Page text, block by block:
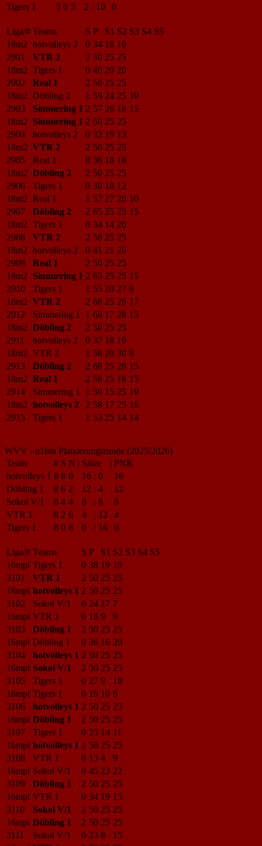
Tigers 1
5 0 5 2 : 10 0
Liga/# Teams S P S1 S2 S3 S4 S5
18m2 hotvolleys 2 0 34 18 16
2901
VTR 2 2 50 25 25
18m2 Tigers 1 0 40 20 20
2902
Real 1 2 50 25 25
18m2 Döbling 2 1 59 24 25 10
2903
Simmering 1 2 57 26 16 15
18m2
Simmering 1 2 50 25 25
2904
hotvolleys 2 0 32 19 13
18m2 VTR 2 2 50 25 25
2905
Real 1 0 36 18 18
18m2 Döbling 2 2 50 25 25
2906
Tigers 1 0 30 18 12
18m2 Real 1 1 57 27 20 10
2907
Döbling 2 2 65 25 25 15
18m2 Tigers 1 0 34 14 20
2908
VTR 2 2 50 25 25
18m2 hotvolleys 2 0 41 21 20
2909
Real 1 2 50 25 25
18m2
Simmering 1 2 65 25 25 15
2910
Tigers 1 1 55 20 27 8
18m2 VTR 2 2 68 25 26 17
2912
Simmering 1 1 60 17 28 15
18m2 Döbling 2 2 50 25 25
2911
hotvolleys 2 0 37 18 19
18m2 VTR 2 1 58 20 30 8
2913
Döbling 2 2 68 25 28 15
18m2 Real 1 2 56 25 16 15
2914
Simmering 1 1 50 15 25 10
18m2 hotvolleys 2 2 58 17 25 16
2915
Tigers 1 1 53 25 14 14
WVV - u16m Platzierungsrunde (2025/2026)
Team
# S N | Sätze | PNK
hotvolleys 1 8 8 0 16 : 0
16
Döbling 1
8 6 2 12 : 4
12
Sokol V/1
8 4 4 8 : 8
8
VTR 1
8 2 6 4 : 12
4
Tigers 1
8 0 8 0 : 16 0
Liga/# Teams S P S1 S2 S3 S4 S5
16mpl Tigers 1 0 38 19 19
3101
VTR 1 2 50 25 25
16mpl hotvolleys 1 2 50 25 25
3102
Sokol V/1 0 24 17 7
16mpl VTR 1 0 18 9
9
3103
Döbling 1 2 50 25 25
16mpl Döbling 1 0 36 16 20
3104
hotvolleys 1 2 50 25 25
16mpl Sokol V/1 2 50 25 25
3105
Tigers 1 0 27 9
18
16mpl Tigers 1 0 16 10 6
3106
hotvolleys 1 2 50 25 25
16mpl Döbling 1 2 50 25 25
3107
Tigers 1 0 25 14 11
16mpl hotvolleys 1 2 50 25 25
3108
VTR 1 0 13 4
9
16mpl Sokol V/1 0 45 23 22
3109
Döbling 1 2 50 25 25
16mpl VTR 1 0 34 19 15
3110
Sokol V/1 2 50 25 25
16mpl Döbling 1 2 50 25 25
3111
Sokol V/1 0 23 8
15